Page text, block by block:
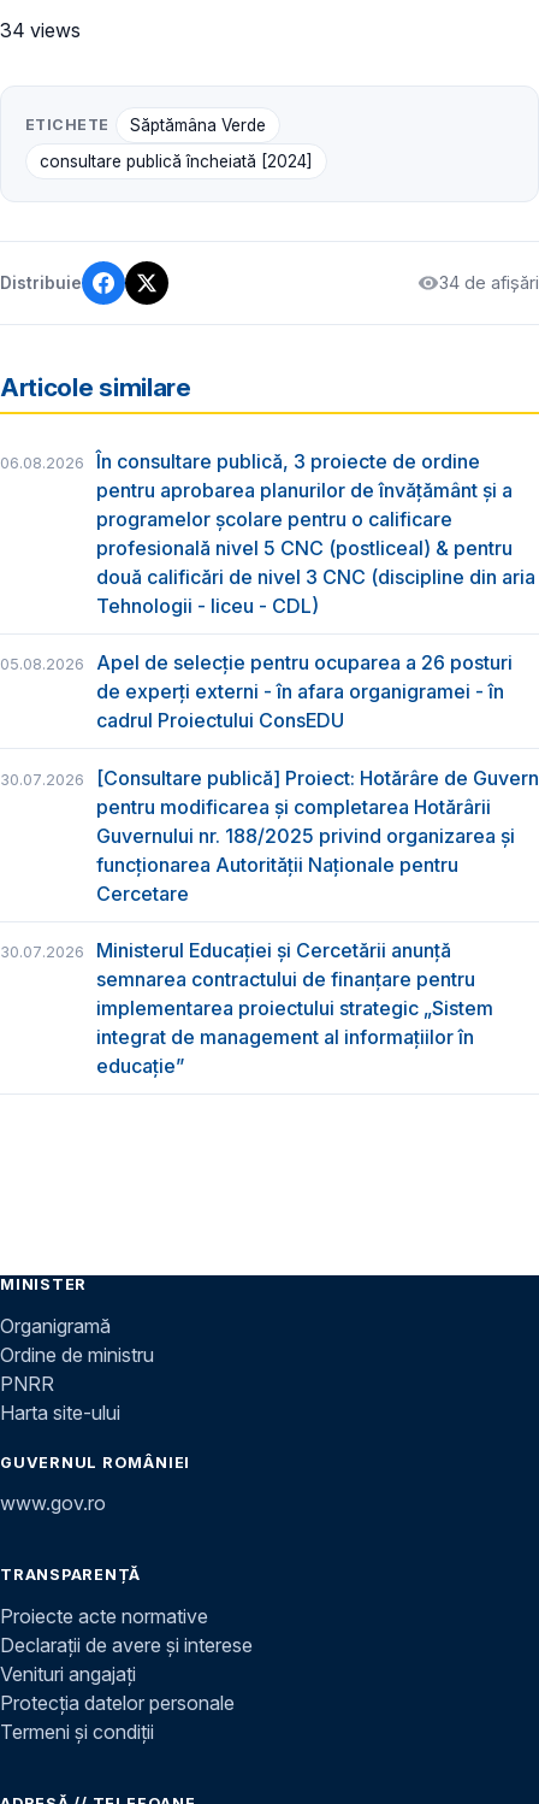
34 views
ETICHETE
Săptămâna Verde
consultare publică încheiată [2024]
Distribuie 34 de afișări
Articole similare
06.08.2026
În consultare publică, 3 proiecte de ordine
pentru aprobarea planurilor de învățământ și a
programelor școlare pentru o calificare
profesională nivel 5 CNC (postliceal) & pentru
două calificări de nivel 3 CNC (discipline din aria
Tehnologii - liceu - CDL)
05.08.2026
Apel de selecție pentru ocuparea a 26 posturi
de experți externi - în afara organigramei - în
cadrul Proiectului ConsEDU
30.07.2026
[Consultare publică] Proiect: Hotărâre de Guvern
pentru modificarea și completarea Hotărârii
Guvernului nr. 188/2025 privind organizarea şi
funcţionarea Autorităţii Naţionale pentru
Cercetare
30.07.2026
Ministerul Educației și Cercetării anunță
semnarea contractului de finanțare pentru
implementarea proiectului strategic „Sistem
integrat de management al informațiilor în
educație”
MINISTER
Organigramă
Ordine de ministru
PNRR
Harta site-ului
GUVERNUL ROMÂNIEI
www.gov.ro
TRANSPARENȚĂ
Proiecte acte normative
Declarații de avere și interese
Venituri angajați
Protecția datelor personale
Termeni și condiții